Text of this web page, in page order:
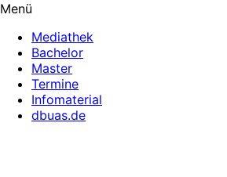
Menü
Mediathek
Bachelor
Master
Termine
Infomaterial
dbuas.de